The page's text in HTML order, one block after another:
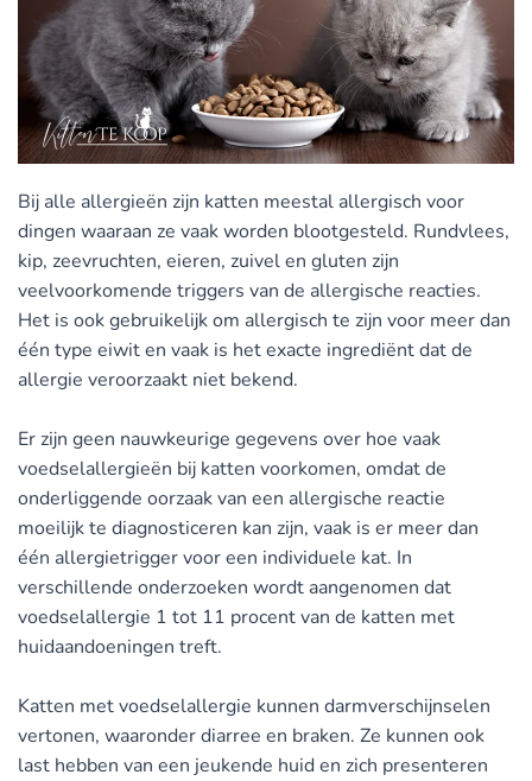
Bij alle allergieën zijn katten meestal allergisch voor
dingen waaraan ze vaak worden blootgesteld. Rundvlees,
kip, zeevruchten, eieren, zuivel en gluten zijn
veelvoorkomende triggers van de allergische reacties.
Het is ook gebruikelijk om allergisch te zijn voor meer dan
één type eiwit en vaak is het exacte ingrediënt dat de
allergie veroorzaakt niet bekend.
Er zijn geen nauwkeurige gegevens over hoe vaak
voedselallergieën bij katten voorkomen, omdat de
onderliggende oorzaak van een allergische reactie
moeilijk te diagnosticeren kan zijn, vaak is er meer dan
één allergietrigger voor een individuele kat. In
verschillende onderzoeken wordt aangenomen dat
voedselallergie 1 tot 11 procent van de katten met
huidaandoeningen treft.
Katten met voedselallergie kunnen darmverschijnselen
vertonen, waaronder diarree en braken. Ze kunnen ook
last hebben van een jeukende huid en zich presenteren